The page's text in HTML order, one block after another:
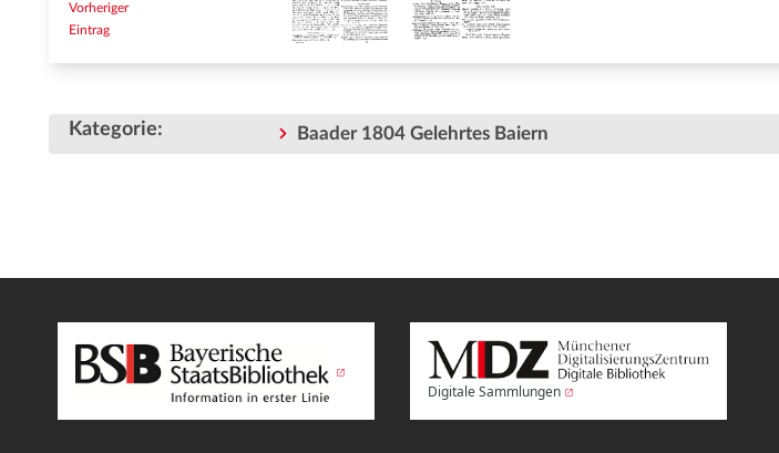
Vorheriger
Eintrag
Kategorie: Baader 1804 Gelehrtes Baiern
Digitale Sammlungen